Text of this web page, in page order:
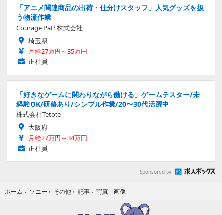
「アニメ関連商品の出荷・仕分けスタッフ」人気グッズを扱
う物流作業
Courage Path株式会社
埼玉県
月給27万円～35万円
正社員
「好きなゲームに関わりながら働ける」ゲームテスター/未
経験OK/研修あり/シンプル作業/20〜30代活躍中
株式会社Tetote
大阪府
月給27万円～34万円
正社員
Sponsored by
ホーム › ソニー › その他 › 記事 › 写真・画像